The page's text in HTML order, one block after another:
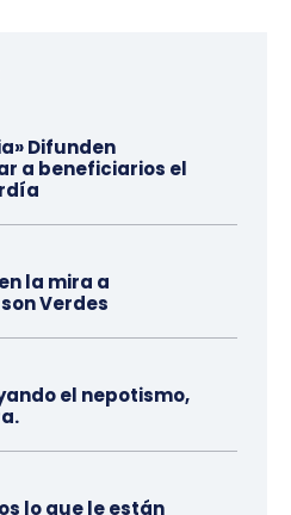
Difunden
a beneficiarios el
la mira a
Verdes
el nepotismo,
lo que le están